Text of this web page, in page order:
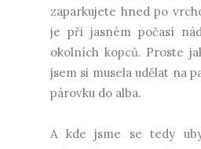
zaparkujete hned po
je při jasném počasí
okolních kopců. Proste
jsem si musela udělat na
párovku do alba.
A kde jsme se tedy